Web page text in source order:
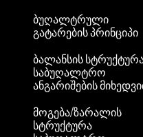
ბუღალტრული
გატარების პრინციპი
ბალანსის
საბუღალტრო
ანგარიშების
მოგება/ზარალის
სტრუქტურა